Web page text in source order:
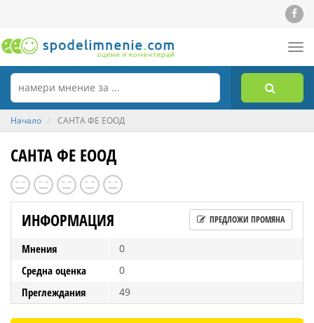
Начало САНТА ФЕ ЕООД
САНТА ФЕ ЕООД
ИНФОРМАЦИЯ ПРЕДЛОЖИ ПРОМЯНА
Мнения 0
Средна оценка 0
Преглеждания 49